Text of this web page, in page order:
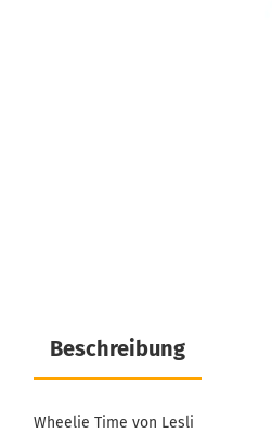
Beschreibung
Wheelie Time von Lesli